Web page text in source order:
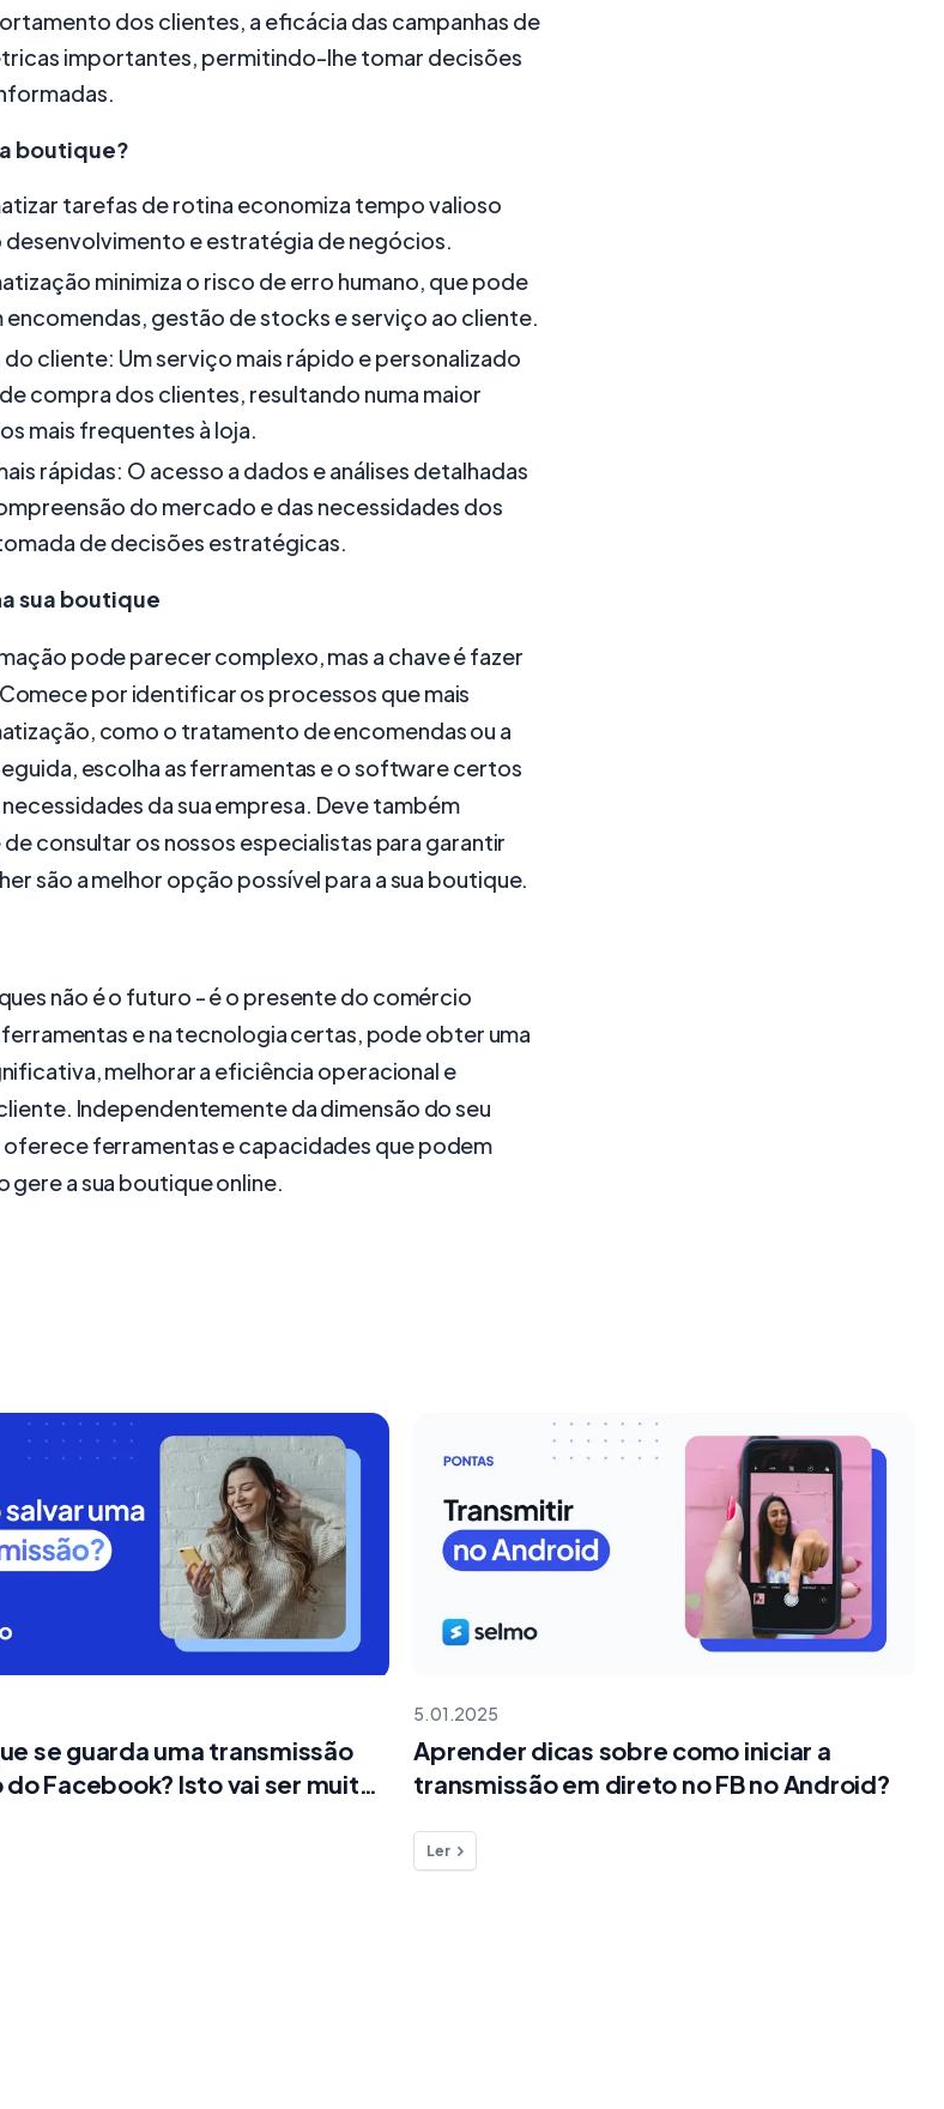
dos clientes, a eficácia das campanhas de
importantes, permitindo-lhe tomar decisões
boutique?
tarefas de rotina economiza tempo valioso
desenvolvimento e estratégia de negócios.
minimiza o risco de erro humano, que pode
encomendas, gestão de stocks e serviço ao cliente.
cliente: Um serviço mais rápido e personalizado
compra dos clientes, resultando numa maior
mais frequentes à loja.
rápidas: O acesso a dados e análises detalhadas
do mercado e das necessidades dos
de decisões estratégicas.
sua boutique
pode parecer complexo, mas a chave é fazer
por identificar os processos que mais
como o tratamento de encomendas ou a
escolha as ferramentas e o software certos
da sua empresa. Deve também
consultar os nossos especialistas para garantir
são a melhor opção possível para a sua boutique.
não é o futuro - é o presente do comércio
e na tecnologia certas, pode obter uma
melhorar a eficiência operacional e
Independentemente da dimensão do seu
ferramentas e capacidades que podem
a sua boutique online.
se guarda uma transmissão
Facebook? Isto vai ser muito
5.01.2025
Aprender dicas sobre como iniciar a
transmissão em direto no FB no Android?
Ler